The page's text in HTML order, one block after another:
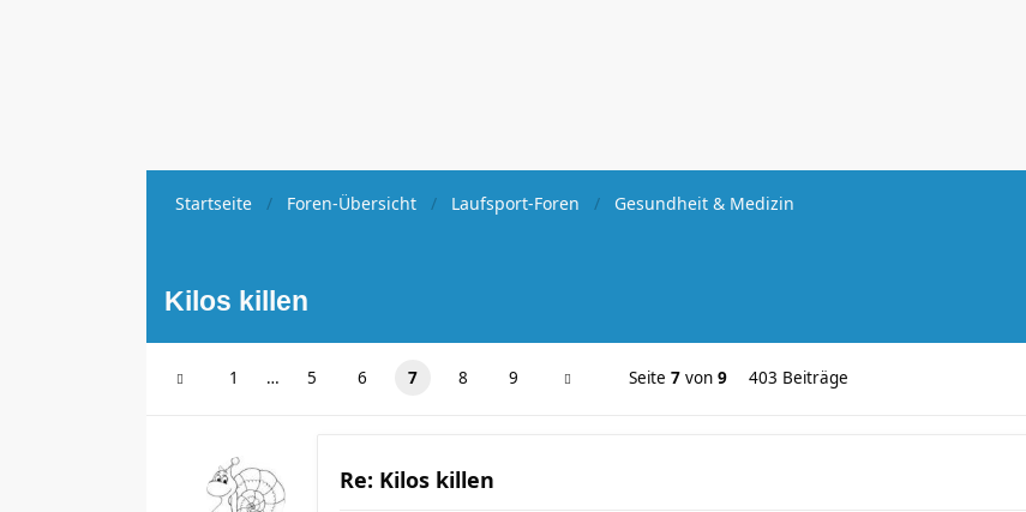
Startseite Foren-Übersicht Laufsport-Foren Gesundheit & Medizin
Kilos killen
1 … 5 6 7 8 9 Seite 7 von 9 403 Beiträge
Re: Kilos killen